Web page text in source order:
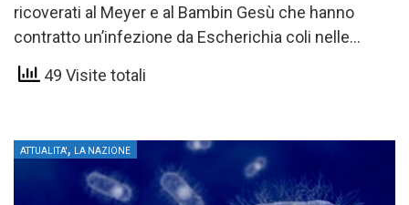
ricoverati al Meyer e al Bambin Gesù che hanno
contratto un’infezione da Escherichia coli nelle
scorse settimane….
49 Visite totali
ATTUALITA', LA NAZIONE